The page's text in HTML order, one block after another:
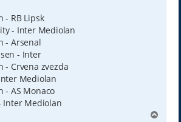
- RB Lipsk
- Inter Mediolan
- Arsenal
- Inter
- Crvena zvezda
Mediolan
- AS Monaco
Inter Mediolan